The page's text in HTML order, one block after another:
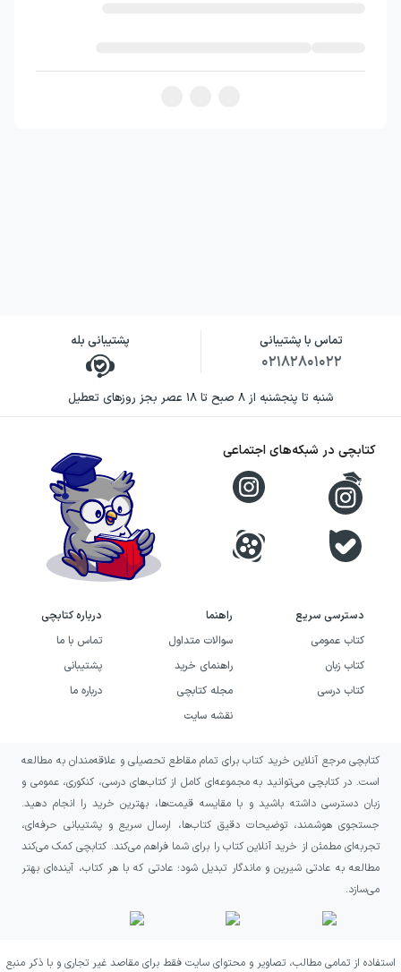
تماس با پشتیبانی
۰۲۱۸۲۸۰۱۰۲۲
پشتیبانی بله
شنبه تا پنجشنبه از ۸ صبح تا ۱۸ عصر بجز روزهای تعطیل
دسترسی سریع
کتاب عمومی
کتاب زبان
کتاب درسی
راهنما
سوالات متداول
راهنمای خرید
مجله کتابچی
نقشه سایت
درباره کتابچی
تماس با ما
پشتیبانی
درباره ما
کتابچی در شبکه‌های اجتماعی
کتابچی مرجع آنلاین خرید کتاب برای تمام مقاطع تحصیلی و علاقه‌مندان به مطالعه
است. در کتابچی می‌توانید به مجموعه‌ای کامل از کتاب‌های درسی، کنکوری، عمومی و
زبان دسترسی داشته باشید و با مقایسه قیمت‌ها، بهترین خرید را انجام دهید.
جستجوی هوشمند، توضیحات دقیق کتاب‌ها، ارسال سریع و پشتیبانی حرفه‌ای،
تجربه‌ای مطمئن از خرید آنلاین کتاب را برای شما فراهم می‌کند. کتابچی کمک می‌کند
مطالعه به عادتی شیرین و ماندگار تبدیل شود؛ عادتی که با هر کتاب، آینده‌ای بهتر
می‌سازد.
استفاده از تمامی مطالب، تصاویر و محتوای سایت فقط برای مقاصد غیر تجاری و با ذکر منبع